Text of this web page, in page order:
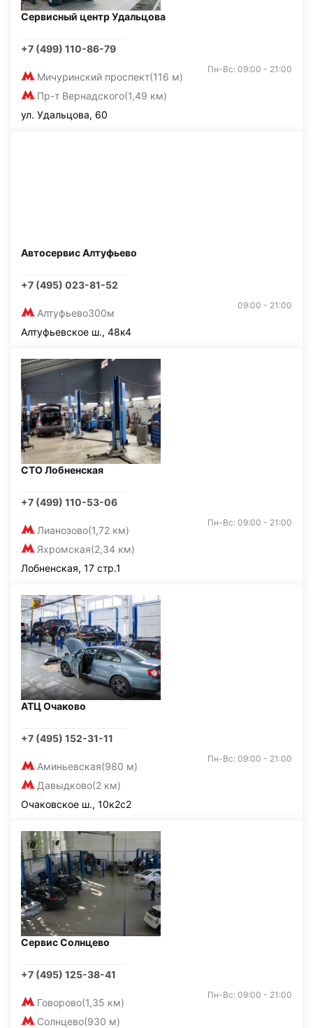
Сервисный центр Удальцова
+7 (499) 110-86-79
Мичуринский проспект(116 м)
Пр-т Вернадского(1,49 км)
Пн-Вс: 09:00 - 21:00
ул. Удальцова, 60
Автосервис Алтуфьево
+7 (495) 023-81-52
Алтуфьево300м
09:00 - 21:00
Алтуфьевское ш., 48к4
СТО Лобненская
+7 (499) 110-53-06
Лианозово(1,72 км)
Яхромская(2,34 км)
Пн-Вс: 09:00 - 21:00
Лобненская, 17 стр.1
АТЦ Очаково
+7 (495) 152-31-11
Аминьевская(980 м)
Давыдково(2 км)
Пн-Вс: 09:00 - 21:00
Очаковское ш., 10к2с2
Сервис Солнцево
+7 (495) 125-38-41
Говорово(1,35 км)
Солнцево(930 м)
Пн-Вс: 09:00 - 21:00